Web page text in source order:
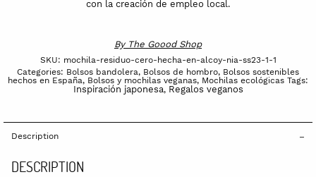
con la creación de empleo local.
By The Goood Shop
SKU: mochila-residuo-cero-hecha-en-alcoy-nia-ss23-1-1
Categories: Bolsos bandolera, Bolsos de hombro, Bolsos sostenibles
hechos en España, Bolsos y mochilas veganas, Mochilas ecológicas Tags:
Inspiración japonesa, Regalos veganos
Description
DESCRIPTION